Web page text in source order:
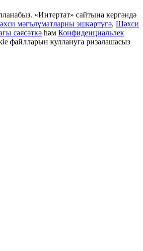
«Интертат» сайтына кергәндә
мәгълүматларны эшкәртүгә, Шәхси
сәясәткә һәм Конфиденциальлек
файлларын куллануга ризалашасыз